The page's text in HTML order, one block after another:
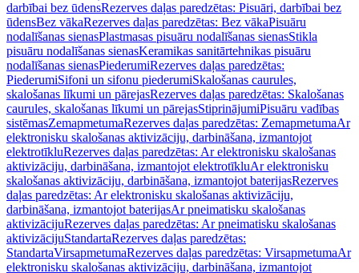
darbībai bez ūdensRezerves daļas paredzētas: Pisuāri, darbībai bez
ūdensBez vākaRezerves daļas paredzētas: Bez vākaPisuāru
nodalīšanas sienasPlastmasas pisuāru nodalīšanas sienasStikla
pisuāru nodalīšanas sienasKeramikas sanitārtehnikas pisuāru
nodalīšanas sienasPiederumiRezerves daļas paredzētas:
PiederumiSifoni un sifonu piederumiSkalošanas caurules,
skalošanas līkumi un pārejasRezerves daļas paredzētas: Skalošanas
caurules, skalošanas līkumi un pārejasStiprinājumiPisuāru vadības
sistēmasZemapmetumaRezerves daļas paredzētas: ZemapmetumaAr
elektronisku skalošanas aktivizāciju, darbināšana, izmantojot
elektrotīkluRezerves daļas paredzētas: Ar elektronisku skalošanas
aktivizāciju, darbināšana, izmantojot elektrotīkluAr elektronisku
skalošanas aktivizāciju, darbināšana, izmantojot baterijasRezerves
daļas paredzētas: Ar elektronisku skalošanas aktivizāciju,
darbināšana, izmantojot baterijasAr pneimatisku skalošanas
aktivizācijuRezerves daļas paredzētas: Ar pneimatisku skalošanas
aktivizācijuStandartaRezerves daļas paredzētas:
StandartaVirsapmetumaRezerves daļas paredzētas: VirsapmetumaAr
elektronisku skalošanas aktivizāciju, darbināšana, izmantojot